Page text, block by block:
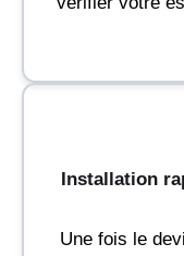
Installation
Une fois le